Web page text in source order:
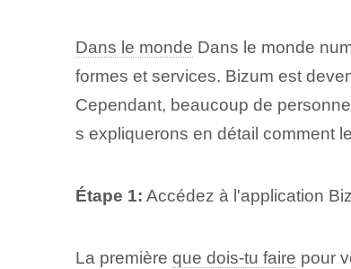
Dans le monde Dans le monde
formes et services. Bizum est
Cependant, beaucoup⁤ de
s expliquerons en détail comment
Étape 1: Accédez à l'application
La première que dois-tu faire pour